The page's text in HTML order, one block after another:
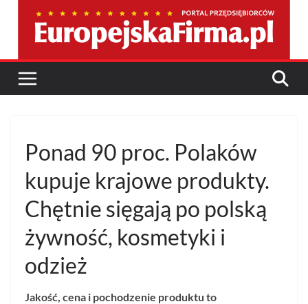
Ponad 90 proc. Polaków
kupuje krajowe produkty.
Chętnie sięgają po polską
żywność, kosmetyki i
odzież
Jakość, cena i pochodzenie produktu to